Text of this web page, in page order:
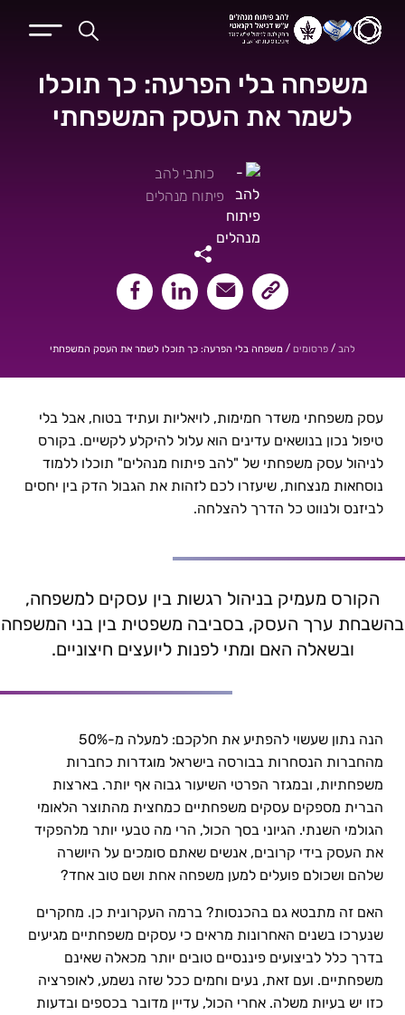
משפחה בלי הפרעה: כך תוכלו
לשמר את העסק המשפחתי
כותבי להב
פיתוח מנהלים
שיתוף קישור העמוד
שיתוף במיילשיתוף בלינקאדיןשיתוף בפייסבוק
להב / פרסומים / משפחה בלי הפרעה: כך תוכלו לשמר את העסק המשפחתי
משפחה בלי הפרעה: כך תוכלו לשמר את העסק המשפחתי |
כותבי להב פיתוח מנהלים
עסק משפחתי משדר חמימות, לויאליות ועתיד בטוח, אבל בלי
טיפול נכון בנושאים עדינים הוא עלול להיקלע לקשיים. בקורס
לניהול עסק משפחתי של "להב פיתוח מנהלים" תוכלו ללמוד
נוסחאות מנצחות, שיעזרו לכם לזהות את הגבול הדק בין יחסים
לביזנס ולנווט כל הדרך להצלחה.
הקורס מעמיק בניהול רגשות בין עסקים למשפחה,
בהשבחת ערך העסק, בסביבה משפטית בין בני המשפחה
ובשאלה האם ומתי לפנות ליועצים חיצוניים.
הנה נתון שעשוי להפתיע את חלקכם: למעלה מ-50%
מהחברות הנסחרות בבורסה בישראל מוגדרות כחברות
משפחתיות, ובמגזר הפרטי השיעור גבוה אף יותר. בארצות
הברית מספקים עסקים משפחתיים כמחצית מהתוצר הלאומי
הגולמי השנתי. הגיוני בסך הכול, הרי מה טבעי יותר מלהפקיד
את העסק בידי קרובים, אנשים שאתם סומכים על היושרה
שלהם ושכולם פועלים למען משפחה אחת ושם טוב אחד?
האם זה מתבטא גם בהכנסות? ברמה העקרונית כן. מחקרים
שנערכו בשנים האחרונות מראים כי עסקים משפחתיים מגיעים
בדרך כלל לביצועים פיננסיים טובים יותר מכאלה שאינם
משפחתיים. ועם זאת, נעים וחמים ככל שזה נשמע, לאופרציה
כזו יש בעיות משלה. אחרי הכול, עדיין מדובר בכספים ובדעות